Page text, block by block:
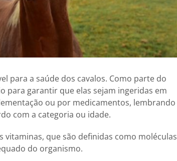
para a saúde dos cavalos. Como parte do
para garantir que elas sejam ingeridas em
ou por medicamentos, lembrando
com a categoria ou idade.
que são definidas como moléculas
do organismo.